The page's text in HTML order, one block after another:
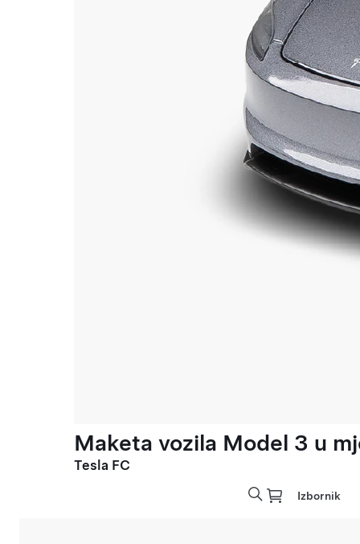
Maketa vozila Model 3 u
Tesla FC
Izbornik